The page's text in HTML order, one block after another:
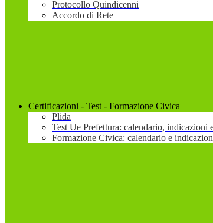
Protocollo Quindicenni
Accordo di Rete
Certificazioni - Test - Formazione Civica
Plida
Test Ue Prefettura: calendario, indicazioni
Formazione Civica: calendario e